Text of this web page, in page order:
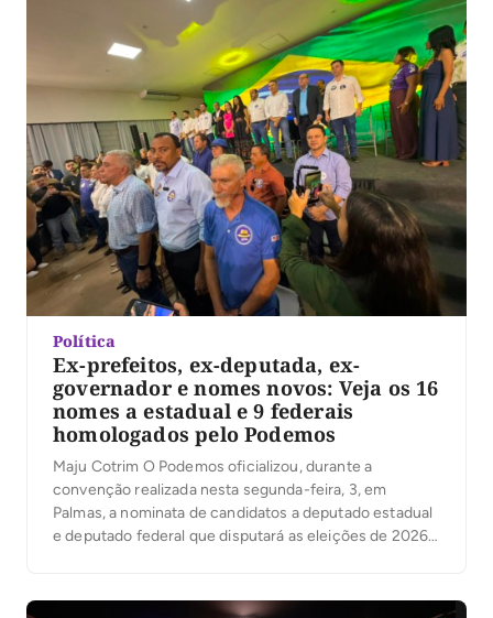
Política
Ex-prefeitos, ex-deputada, ex-
governador e nomes novos: Veja os 16
nomes a estadual e 9 federais
homologados pelo Podemos
Maju Cotrim O Podemos oficializou, durante a
convenção realizada nesta segunda-feira, 3, em
Palmas, a nominata de candidatos a deputado estadual
e deputado federal que disputará as eleições de 2026.
as candidaturas de Ronaldo Dimas e Vanderlei